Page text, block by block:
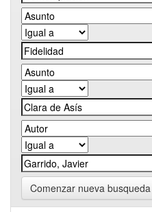
Comenzar nueva busqueda